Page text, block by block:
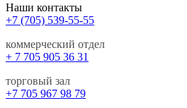
Наши контакты
+7 (705) 539-55-55
коммерческий отдел
+ 7 705 905 36 31
торговый зал
+7 705 967 98 79